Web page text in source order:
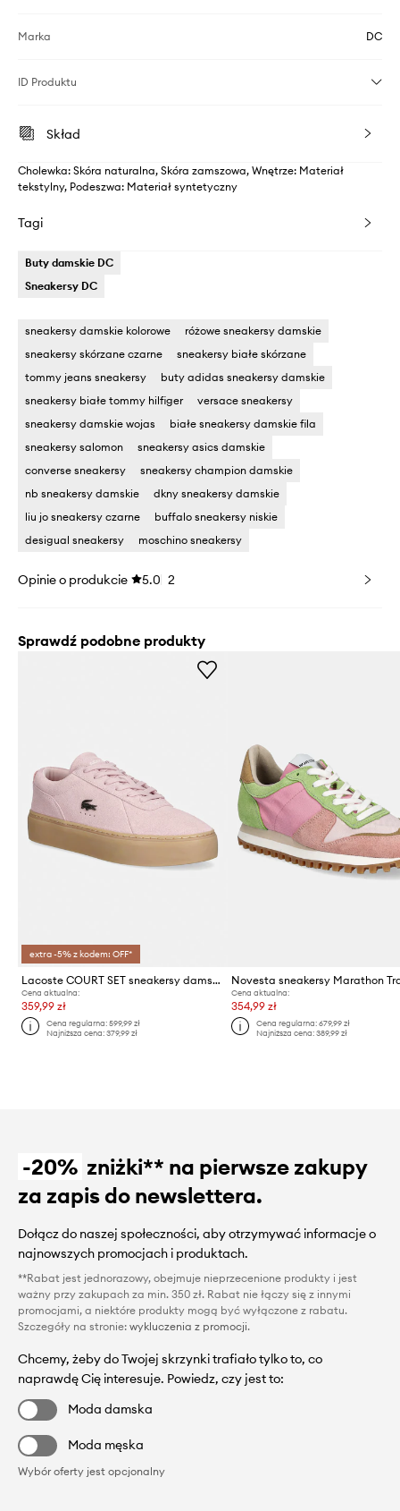
Marka DC
ID Produktu
Skład
Cholewka: Skóra naturalna, Skóra zamszowa, Wnętrze: Materiał
tekstylny, Podeszwa: Materiał syntetyczny
Tagi
Buty damskie DC
Sneakersy DC
sneakersy damskie kolorowe
różowe sneakersy damskie
sneakersy skórzane czarne
sneakersy białe skórzane
tommy jeans sneakersy
buty adidas sneakersy damskie
sneakersy białe tommy hilfiger
versace sneakersy
sneakersy damskie wojas
białe sneakersy damskie fila
sneakersy salomon
sneakersy asics damskie
converse sneakersy
sneakersy champion damskie
nb sneakersy damskie
dkny sneakersy damskie
liu jo sneakersy czarne
buffalo sneakersy niskie
desigual sneakersy
moschino sneakersy
Opinie o produkcie 5.0 2
Sprawdź podobne produkty
extra -5% z kodem: OFF*
Lacoste COURT SET sneakersy damskie zamszowe
Cena aktualna:
359,99 zł
Cena regularna:599,99 zł
Najniższa cena:379,99 zł
Novesta sneakersy Marathon
Cena aktualna:
354,99 zł
Cena regularna: 679,99 zł
Najniższa cena: 389,99 zł
-20% zniżki** na pierwsze zakupy
za zapis do newslettera.
Dołącz do naszej społeczności, aby otrzymywać informacje o
najnowszych promocjach i produktach.
**Rabat jest jednorazowy, obejmuje nieprzecenione produkty i jest
ważny przy zakupach za min. 350 zł. Rabat nie łączy się z innymi
promocjami, a niektóre produkty mogą być wyłączone z rabatu.
Szczegóły na stronie: wykluczenia z promocji.
Chcemy, żeby do Twojej skrzynki trafiało tylko to, co
naprawdę Cię interesuje. Powiedz, czy jest to:
Moda damska
Moda męska
Wybór oferty jest opcjonalny